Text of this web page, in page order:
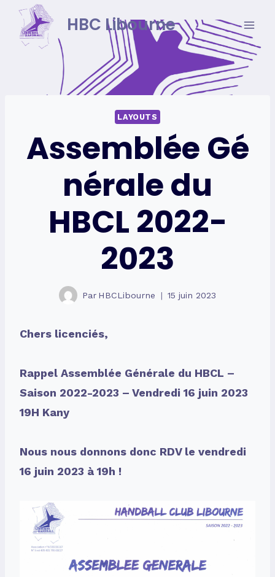
Skip
content
HBC Libourne
LAYOUTS
Assemblée Gé
nérale du
HBCL 2022-
2023
Par HBCLibourne 15 juin 2023
Chers licenciés,
Rappel Assemblée Générale du HBCL –
Saison 2022-2023 – Vendredi 16 juin 2023
19H Kany
Nous nous donnons donc RDV le vendredi
16 juin 2023 à 19h !